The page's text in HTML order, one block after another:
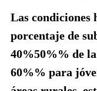
Las condiciones
porcentaje de
40%50%% de
60%% para